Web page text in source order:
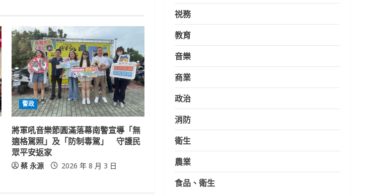
警政
將軍吼音樂節圓滿落幕南警宣導「無
適格駕照」及「防制毒駕」 守護民
眾平安返家
蔡 永源 2026 年 8 月 3 日
祱務
教育
音樂
商業
政治
消防
衛生
農業
食品、衛生